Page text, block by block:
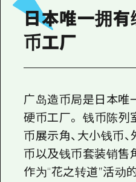
2晚3天
志愿者指南
照片下载
灾难发生
广岛观光宣
日本唯一拥
币工厂
广岛造币局是日本唯
硬币工厂。 钱币陈
币展示角、大小钱币
币以及钱币套装销售
作为“花之转道”活动